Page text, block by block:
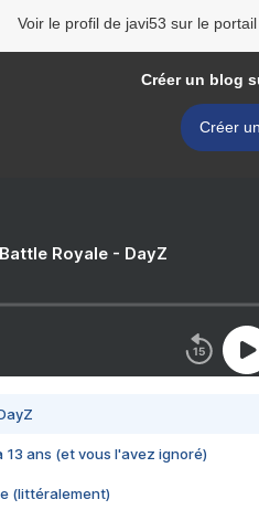
Voir le profil de javi53 sur le
Créer un blog
Créer
Royale - DayZ
13 ans (et vous l'avez ignoré)
(littéralement)